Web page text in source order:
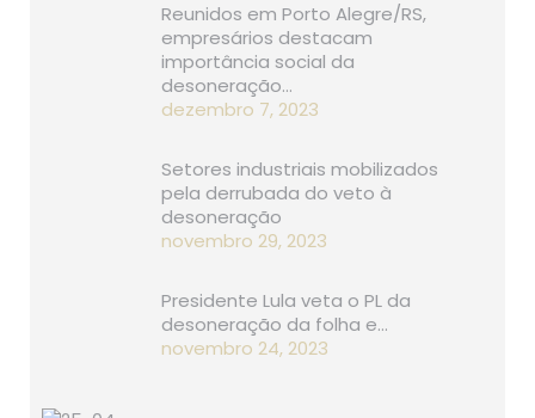
Reunidos em Porto Alegre/RS,
empresários destacam
importância social da
desoneração…
dezembro 7, 2023
Setores industriais mobilizados
pela derrubada do veto à
desoneração
novembro 29, 2023
Presidente Lula veta o PL da
desoneração da folha e…
novembro 24, 2023